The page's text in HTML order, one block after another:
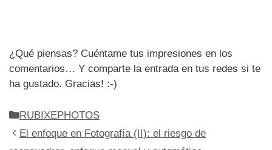
¿Qué piensas? Cuéntame tus impresiones en los
comentarios… Y comparte la entrada en tus redes si te
ha gustado. Gracias! :-)
Categorías
RUBIXEPHOTOS
El enfoque en Fotografía (II): el riesgo de